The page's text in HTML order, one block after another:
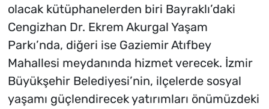
olacak kütüphanelerden biri Bayraklı’daki
Cengizhan Dr. Ekrem Akurgal Yaşam
Parkı’nda, diğeri ise Gaziemir Atıfbey
Mahallesi meydanında hizmet verecek. İzmir
Büyükşehir Belediyesi’nin, ilçelerde sosyal
yaşamı güçlendirecek yatırımları önümüzdeki